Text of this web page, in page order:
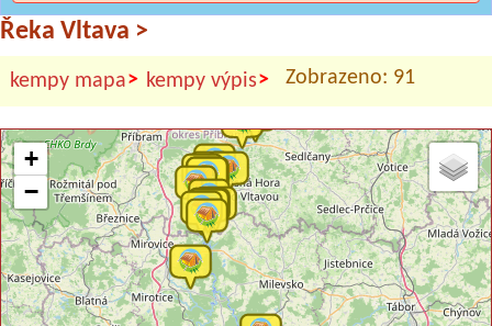
Řeka Vltava >
kempy mapa> kempy výpis> Zobrazeno: 91
+
−